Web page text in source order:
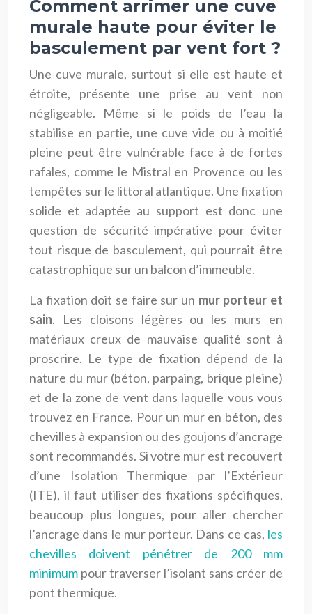
Comment arrimer une cuve
murale haute pour éviter le
basculement par vent fort ?
Une cuve murale, surtout si elle est haute et
étroite, présente une prise au vent non
négligeable. Même si le poids de l’eau la
stabilise en partie, une cuve vide ou à moitié
pleine peut être vulnérable face à de fortes
rafales, comme le Mistral en Provence ou les
tempêtes sur le littoral atlantique. Une fixation
solide et adaptée au support est donc une
question de sécurité impérative pour éviter
tout risque de basculement, qui pourrait être
catastrophique sur un balcon d’immeuble.
La fixation doit se faire sur un mur porteur et
sain. Les cloisons légères ou les murs en
matériaux creux de mauvaise qualité sont à
proscrire. Le type de fixation dépend de la
nature du mur (béton, parpaing, brique pleine)
et de la zone de vent dans laquelle vous vous
trouvez en France. Pour un mur en béton, des
chevilles à expansion ou des goujons d’ancrage
sont recommandés. Si votre mur est recouvert
d’une Isolation Thermique par l’Extérieur
(ITE), il faut utiliser des fixations spécifiques,
beaucoup plus longues, pour aller chercher
l’ancrage dans le mur porteur. Dans ce cas, les
chevilles doivent pénétrer de 200 mm
minimum pour traverser l’isolant sans créer de
pont thermique.